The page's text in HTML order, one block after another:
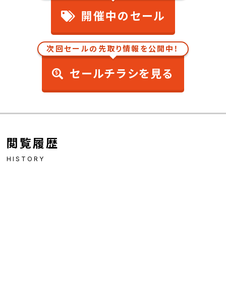
開催中のセール
次回セールの先取り情報を公開中！
セールチラシを見る
閲覧履歴
HISTORY